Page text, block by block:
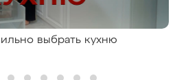
выбрать кухню